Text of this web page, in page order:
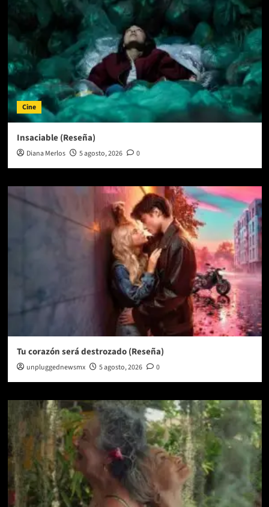
Cine
Insaciable (Reseña)
Diana Merlos 5 agosto, 2026 0
Tu corazón será destrozado (Reseña)
unpluggednewsmx 5 agosto, 2026 0